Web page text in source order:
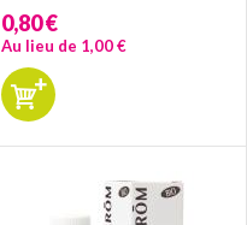
0,80 €
Au lieu de 1,00 €